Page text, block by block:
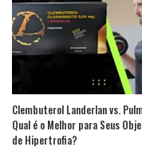
Clembuterol Landerlan vs.
Qual é o Melhor para Seus
de Hipertrofia?